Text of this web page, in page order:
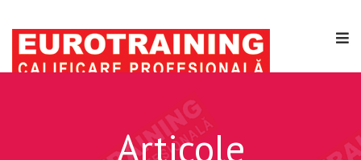
Articole